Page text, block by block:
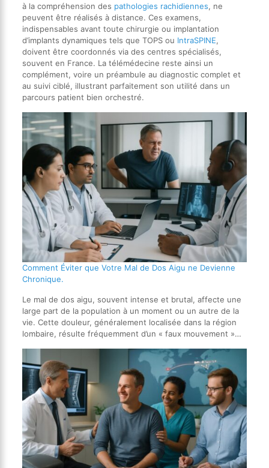
à la compréhension des pathologies rachidiennes, ne
peuvent être réalisés à distance. Ces examens,
indispensables avant toute chirurgie ou implantation
d’implants dynamiques tels que TOPS ou IntraSPINE,
doivent être coordonnés via des centres spécialisés,
souvent en France. La télémédecine reste ainsi un
complément, voire un préambule au diagnostic complet et
au suivi ciblé, illustrant parfaitement son utilité dans un
parcours patient bien orchestré.
Comment Éviter que Votre Mal de Dos Aigu ne Devienne
Chronique.
Le mal de dos aigu, souvent intense et brutal, affecte une
large part de la population à un moment ou un autre de la
vie. Cette douleur, généralement localisée dans la région
lombaire, résulte fréquemment d’un « faux mouvement »…